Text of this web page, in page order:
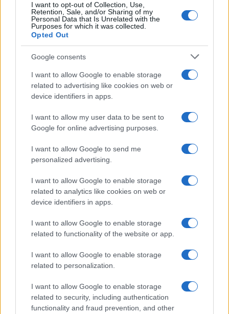
I want to opt-out of Collection, Use,
Retention, Sale, and/or Sharing of my
Personal Data that Is Unrelated with the
Purposes for which it was collected.
Opted Out
Google consents
I want to allow Google to enable storage
related to advertising like cookies on web or
device identifiers in apps.
I want to allow my user data to be sent to
Google for online advertising purposes.
I want to allow Google to send me
personalized advertising.
I want to allow Google to enable storage
related to analytics like cookies on web or
device identifiers in apps.
I want to allow Google to enable storage
related to functionality of the website or app.
I want to allow Google to enable storage
related to personalization.
I want to allow Google to enable storage
related to security, including authentication
functionality and fraud prevention, and other
Cómo proteger tu vivienda en la interfaz
Vivir en la interfaz urbano-forestal conlleva riesgos, pero…
MEDIO AMBIENTE
reducen la propagación de incendios
Los paisajes mosaico combinan agricultura y forestación para…